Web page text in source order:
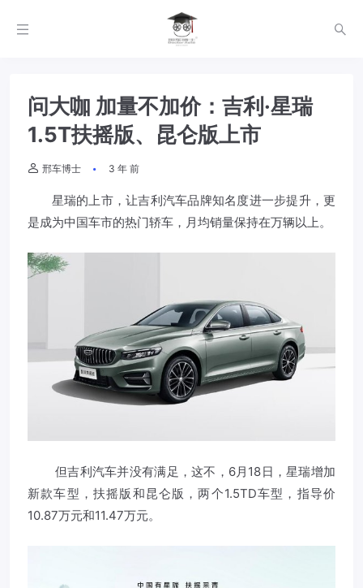
问大咖 加量不加价：吉利·星瑞
1.5T扶摇版、昆仑版上市
邢车博士 3 年 前
星瑞的上市，让吉利汽车品牌知名度进一步提升，更
是成为中国车市的热门轿车，月均销量保持在万辆以上。
但吉利汽车并没有满足，这不，6月18日，星瑞增加
新款车型，扶摇版和昆仑版，两个1.5TD车型，指导价
10.87万元和11.47万元。